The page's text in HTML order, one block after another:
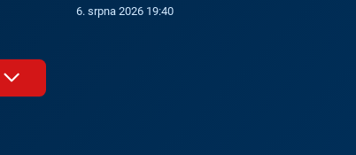
6. srpna 2026 19:40